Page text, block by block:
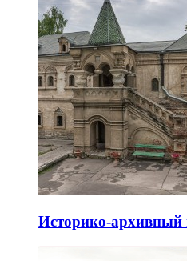
Историко-архивный